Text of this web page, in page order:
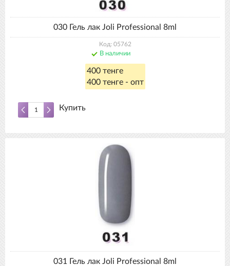
030 Гель лак Joli Professional 8ml
Код: 05762
В наличии
400 тенге
400 тенге - опт
Купить
031 Гель лак Joli Professional 8ml